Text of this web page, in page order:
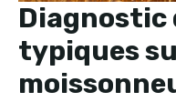
Diagnostic
typiques